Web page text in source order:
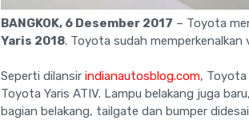
BANGKOK, 6 Desember 2017 – Toyota
Yaris 2018. Toyota sudah
Seperti dilansir indianautosblog.com, Toyota
Toyota Yaris ATIV. Lampu belakang juga
bagian belakang, tailgate dan bumper